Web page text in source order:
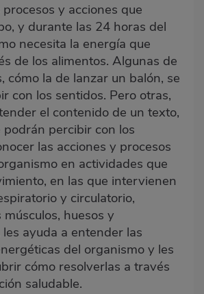
y acciones que
y durante las 24 horas del
necesita la energía que
de los alimentos. Algunas de
cómo la de lanzar un balón, se
con los sentidos. Pero otras,
el contenido de un texto,
percibir con los
las acciones y procesos
en actividades que
en las que intervienen
y circulatorio,
huesos y
ayuda a entender las
del organismo y les
cómo resolverlas a través
saludable.